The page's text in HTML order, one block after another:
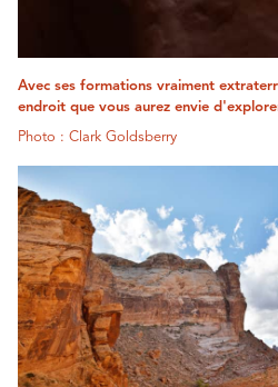
Avec ses formations vraiment
endroit que vous aurez envie
Photo : Clark Goldsberry